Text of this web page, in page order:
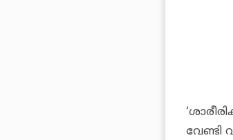
വേണ്ടി